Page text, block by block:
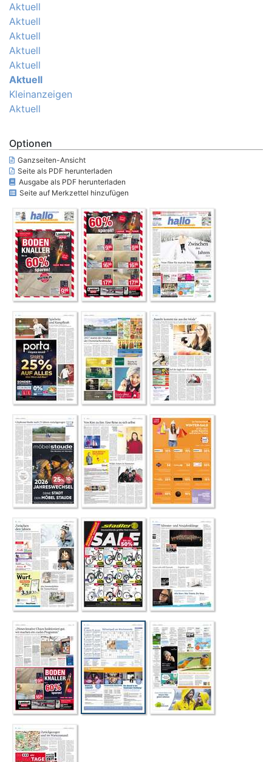
Aktuell
Aktuell
Aktuell
Aktuell
Aktuell
Aktuell
Kleinanzeigen
Aktuell
Optionen
Ganzseiten-Ansicht
Seite als PDF herunterladen
Ausgabe als PDF herunterladen
Seite auf Merkzettel hinzufügen